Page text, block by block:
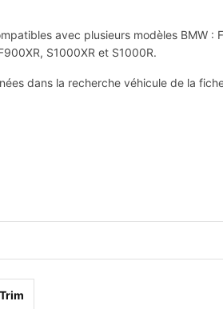
avec plusieurs modèles BMW :
S1000XR et S1000R.
dans la recherche véhicule de la
Trim